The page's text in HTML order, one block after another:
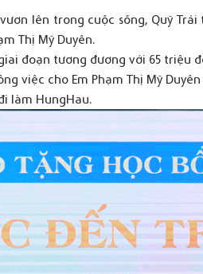
lên trong cuộc sống, Quỹ
Thị Mỹ Duyên.
đoạn tương đương với 65 triệu
việc cho Em Phạm Thị Mỹ
làm HungHau.